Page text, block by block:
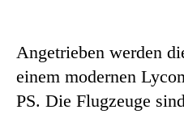
Angetrieben werden
einem modernen
PS. Die Flugzeuge